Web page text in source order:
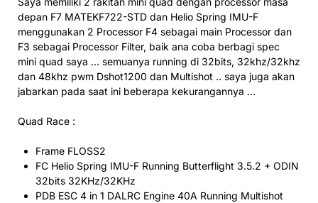
depan F7 MATEKF722-STD dan Helio Spring IMU-F
menggunakan 2 Processor F4 sebagai main Processor dan
F3 sebagai Processor Filter, baik ana coba berbagi spec
mini quad saya … semuanya running di 32bits, 32khz/32khz
dan 48khz pwm Dshot1200 dan Multishot .. saya juga akan
jabarkan pada saat ini beberapa kekurangannya …
Quad Race :
Frame FLOSS2
FC Helio Spring IMU-F Running Butterflight 3.5.2 + ODIN
32bits 32KHz/32KHz
PDB ESC 4 in 1 DALRC Engine 40A Running Multishot